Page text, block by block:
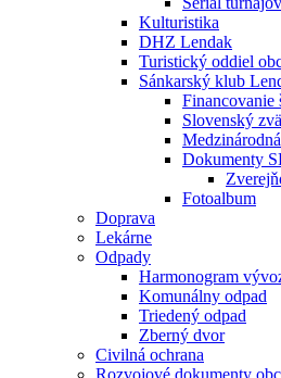
Kulturistika
DHZ Lendak
Turistický oddiel
Sánkarský klub
Financovanie
Slovenský
Dokumenty
Fotoalbum
Doprava
Lekárne
Odpady
Harmonogram
Komunálny odpad
Triedený odpad
Zberný dvor
Civilná ochrana
Rozvojové dokumenty